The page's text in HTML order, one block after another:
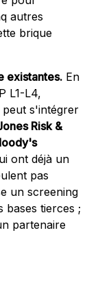
autres
brique
existantes. En
L1-L4,
peut s'intégrer
Risk &
ont déjà un
pas
un screening
bases tierces ;
partenaire